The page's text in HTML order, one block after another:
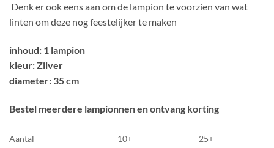
Denk er ook eens aan om de lampion te voorzien van wat
linten om deze nog feestelijker te maken
inhoud: 1 lampion
kleur: Zilver
diameter: 35 cm
Bestel meerdere lampionnen en ontvang korting
Aantal 10+
25+